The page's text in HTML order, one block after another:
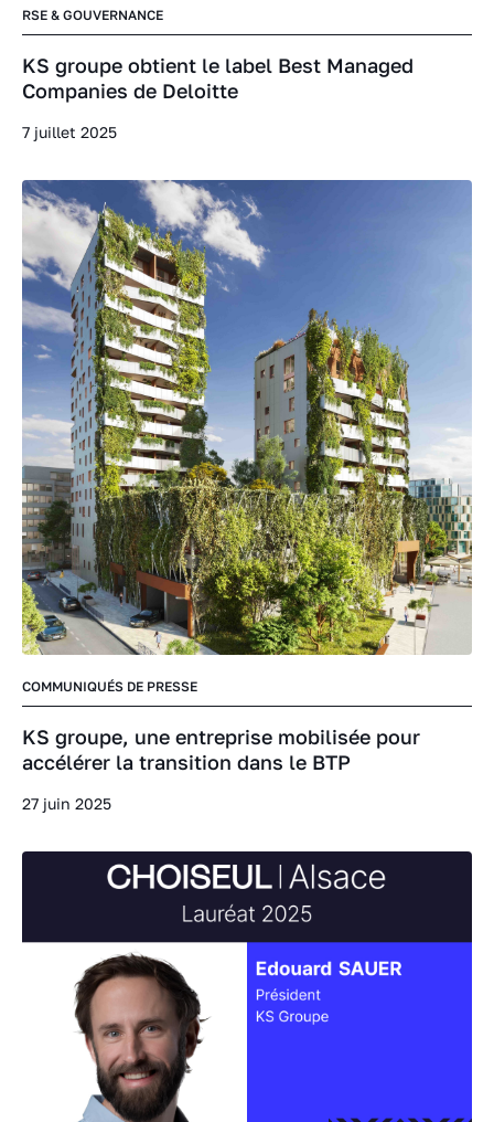
RSE & GOUVERNANCE
KS groupe obtient le label Best Managed
Companies de Deloitte
7 juillet 2025
COMMUNIQUÉS DE PRESSE
KS groupe, une entreprise mobilisée pour
accélérer la transition dans le BTP
27 juin 2025